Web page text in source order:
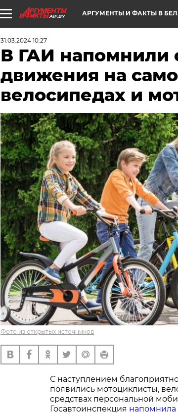
AIF.BY АРГУМЕНТЫ И ФАКТЫ В
31.03.2024 10:27
В ГАИ напомнили
движения на
велосипедах и
Фото из открытых источников
С наступлением
появились мотоциклисты,
средствах персональной
Госавтоинспекция напомнила